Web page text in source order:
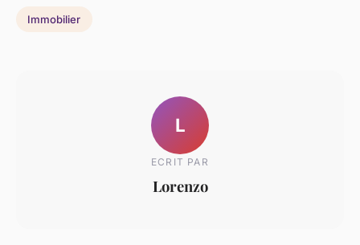
Immobilier
L
ECRIT PAR
Lorenzo